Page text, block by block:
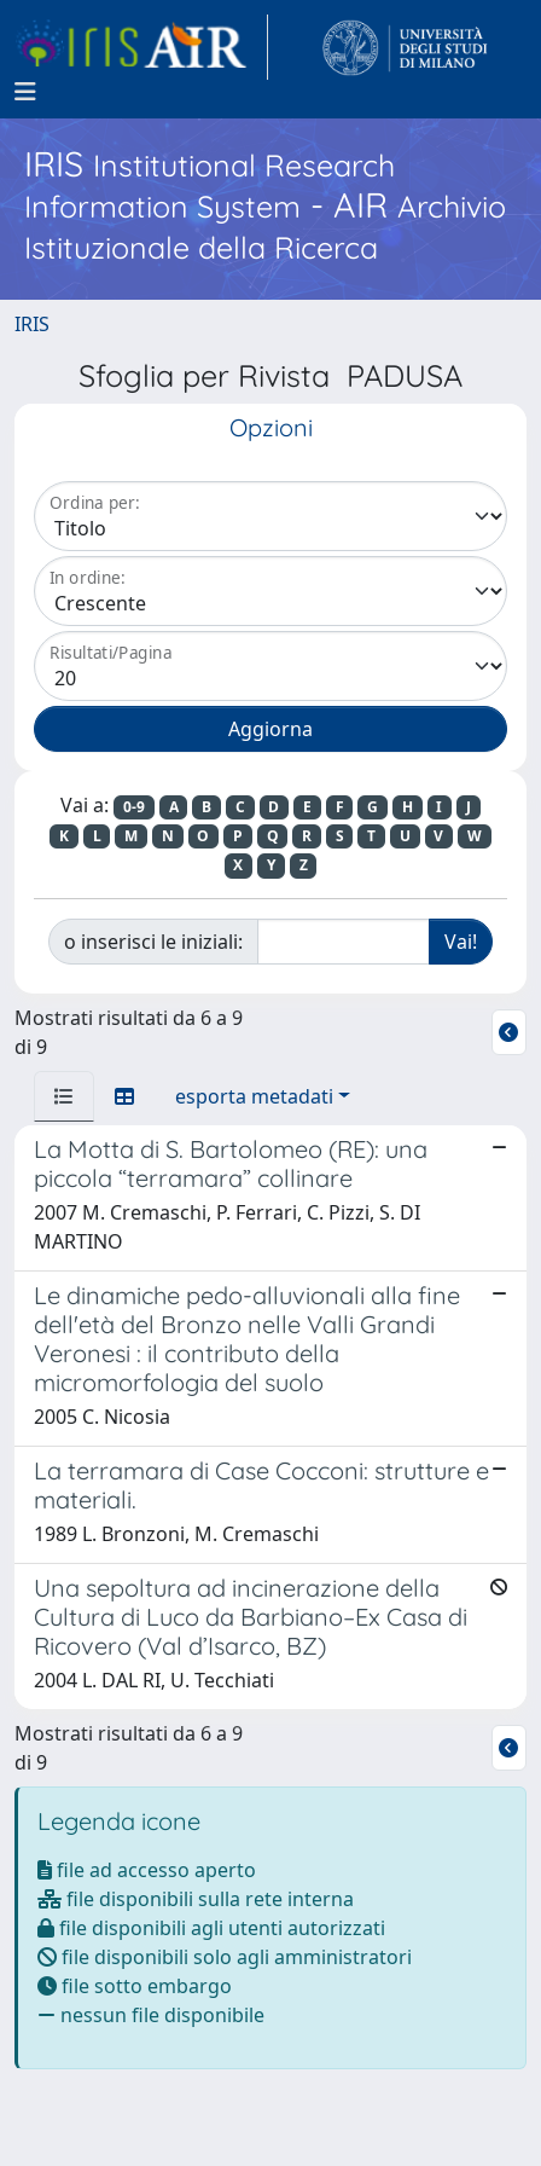
IRISInstitutional Research
Information System - AIR Archivio
Istituzionale della Ricerca
IRIS
Sfoglia per Rivista PADUSA
Opzioni
Ordina per:
In ordine:
Risultati/Pagina
Vai a: 0-9 A B C D E F G H I
J
K
L M N O P Q R S T U V
W
X
Y Z
o inserisci le iniziali:
Mostrati risultati da 6 a 9
di 9
esporta metadati
La Motta di S. Bartolomeo (RE): una
piccola “terramara” collinare
2007 M. Cremaschi, P. Ferrari, C. Pizzi, S. DI
MARTINO
Le dinamiche pedo-alluvionali alla fine
dell'età del Bronzo nelle Valli Grandi
Veronesi : il contributo della
micromorfologia del suolo
2005 C. Nicosia
La terramara di Case Cocconi: strutture e
materiali.
1989 L. Bronzoni, M. Cremaschi
Una sepoltura ad incinerazione della
Cultura di Luco da Barbiano–Ex Casa di
Ricovero (Val d’Isarco, BZ)
2004 L. DAL RI, U. Tecchiati
Mostrati risultati da 6 a 9
di 9
Legenda icone
file ad accesso aperto
file disponibili sulla rete interna
file disponibili agli utenti autorizzati
file disponibili solo agli amministratori
file sotto embargo
nessun file disponibile